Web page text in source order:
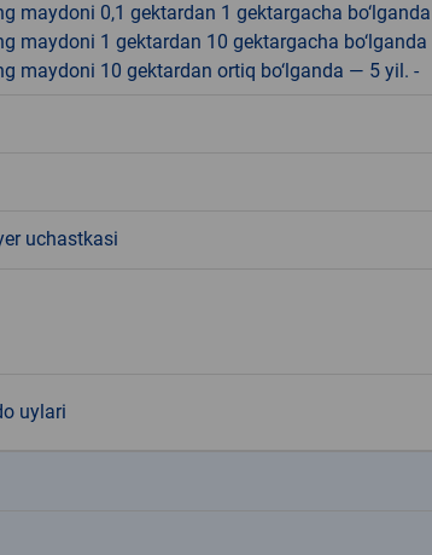
maydoni 0,1 gektardan 1 gektargacha
maydoni 1 gektardan 10 gektargacha
maydoni 10 gektardan ortiq bo‘lganda — 5 yil. -
uchastkasi
uylari